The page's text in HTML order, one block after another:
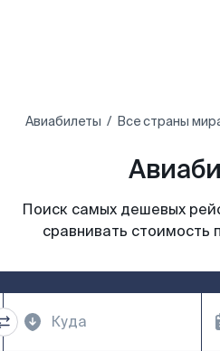
Авиабилеты Все страны
Поиск самых дешевых
сравнивать стоимость